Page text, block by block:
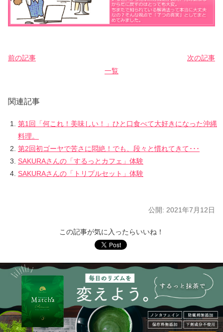
前の記事
次の記事
一覧
関連記事
第1回「何これ！美味しい！」ひと口食べて大好きになった沖縄
料理。
第2回初ゴーヤで苦さに悶絶！でも、段々と慣れてきて･･･
SAKURAさんの「するっとカフェ」体験
SAKURAさんの「トリプルセット」体験
公開: 2021年7月12日